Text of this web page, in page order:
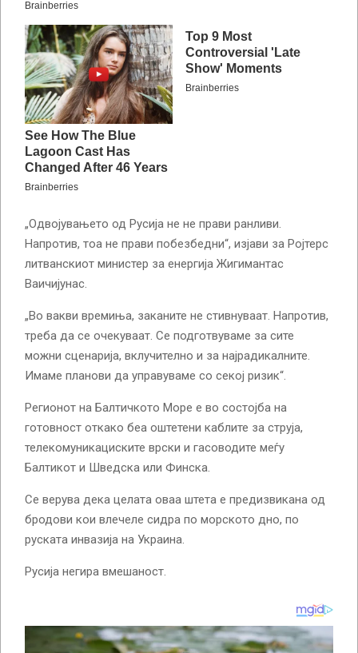
„Одвојувањето од Русија не не прави ранливи.
Напротив, тоа не прави побезбедни“, изјави за Ројтерс
литванскиот министер за енергија Жигимантас
Ваичијунас.
„Во вакви времиња, заканите не стивнуваат. Напротив,
треба да се очекуваат. Се подготвуваме за сите
можни сценарија, вклучително и за најрадикалните.
Имаме планови да управуваме со секој ризик“.
Регионот на Балтичкото Море е во состојба на
готовност откако беа оштетени каблите за струја,
телекомуникациските врски и гасоводите меѓу
Балтикот и Шведска или Финска.
Се верува дека целата оваа штета е предизвикана од
бродови кои влечеле сидра по морското дно, по
руската инвазија на Украина.
Русија негира вмешаност.